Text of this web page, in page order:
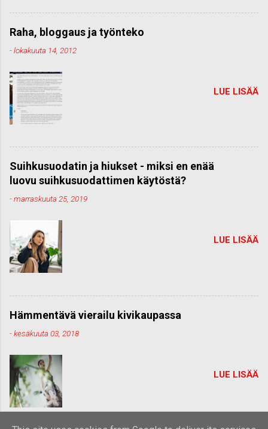
Raha, bloggaus ja työnteko
-lokakuuta 14, 2012
LUE LISÄÄ
Suihkusuodatin ja hiukset - miksi en enää
luovu suihkusuodattimen käytöstä?
-marraskuuta 25, 2019
LUE LISÄÄ
Hämmentävä vierailu kivikaupassa
-kesäkuuta 03, 2018
LUE LISÄÄ